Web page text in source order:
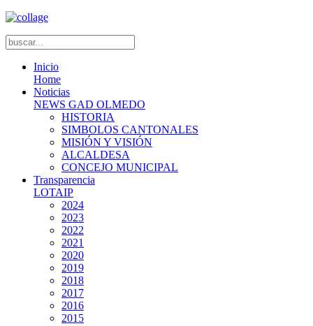
Inicio
Home
Noticias
NEWS GAD OLMEDO
HISTORIA
SIMBOLOS CANTONALES
MISIÓN Y VISIÓN
ALCALDESA
CONCEJO MUNICIPAL
Transparencia
LOTAIP
2024
2023
2022
2021
2020
2019
2018
2017
2016
2015